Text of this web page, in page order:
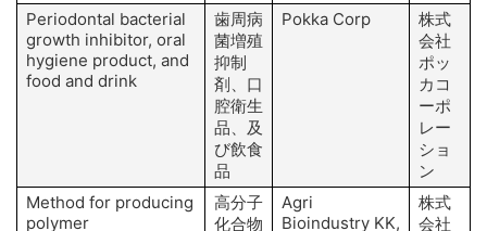
Periodontal bacterial
growth inhibitor, oral
hygiene product, and
food and drink
歯周病
菌増殖
抑制
剤、口
腔衛生
品、及
び飲食
品
Pokka Corp
株式
会社
ポッ
カコ
ーポ
レー
ショ
ン
Method for producing
polymer
高分子
化合物
Agri
Bioindustry KK,
株式
会社